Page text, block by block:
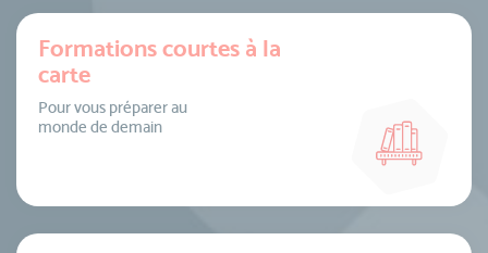
Formations courtes à la
carte
Pour vous préparer au
monde de demain